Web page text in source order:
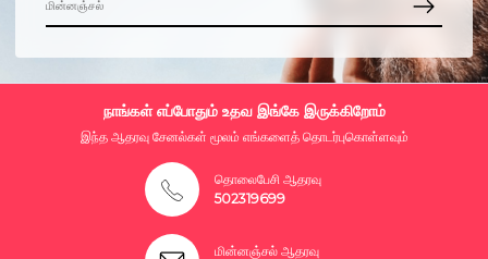
நாங்கள் எப்போதும் உதவ இங்கே இருக்கிறோம்
இந்த ஆதரவு சேனல்கள் மூலம் எங்களைத் தொடர்புகொள்ளவும்
தொலைபேசி ஆதரவு
502319699
மின்னஞ்சல் ஆதரவு